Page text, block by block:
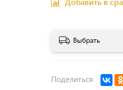
Выбрать
Поделиться